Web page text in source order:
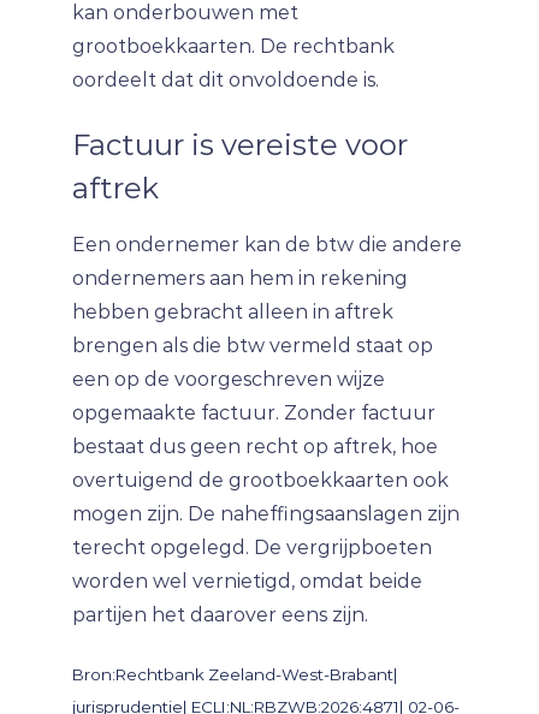
kan onderbouwen met
grootboekkaarten. De rechtbank
oordeelt dat dit onvoldoende is.
Factuur is vereiste voor
aftrek
Een ondernemer kan de btw die andere
ondernemers aan hem in rekening
hebben gebracht alleen in aftrek
brengen als die btw vermeld staat op
een op de voorgeschreven wijze
opgemaakte factuur. Zonder factuur
bestaat dus geen recht op aftrek, hoe
overtuigend de grootboekkaarten ook
mogen zijn. De naheffingsaanslagen zijn
terecht opgelegd. De vergrijpboeten
worden wel vernietigd, omdat beide
partijen het daarover eens zijn.
Bron:Rechtbank Zeeland-West-Brabant|
jurisprudentie| ECLI:NL:RBZWB:2026:4871| 02-06-